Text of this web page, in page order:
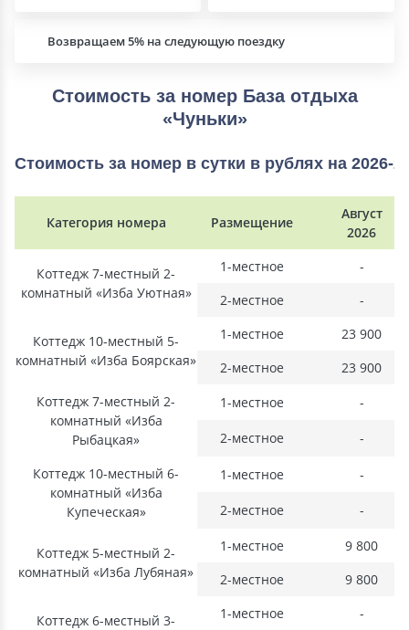
Возвращаем 5% на следующую поездку
Стоимость за номер База отдыха
«Чуньки»
Стоимость за номер в сутки в рублях на 2026-
Категория номера Размещение
Август
2026
Коттедж 7-местный 2-
комнатный «Изба Уютная»
1-местное
-
2-местное
-
Коттедж 10-местный 5-
комнатный «Изба Боярская»
1-местное
23 900
2-местное
23 900
Коттедж 7-местный 2-
комнатный «Изба
Рыбацкая»
1-местное -
2-местное -
Коттедж 10-местный 6-
комнатный «Изба
Купеческая»
1-местное -
2-местное -
Коттедж 5-местный 2-
комнатный «Изба Лубяная»
1-местное
9 800
2-местное
9 800
Коттедж 6-местный 3-
1-местное
-